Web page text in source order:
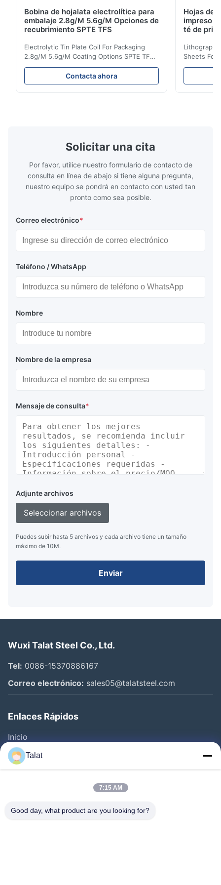
Bobina de hojalata electrolítica para
embalaje 2.8g/M 5.6g/M Opciones de
recubrimiento SPTE TFS
Electrolytic Tin Plate Coil For Packaging
2.8g/M 5.6g/M Coating Options SPTE TFS
Electrolytic Tin Plate Coil for Packaging -
2.8/2.8 & 5.6/5.6g/m Coating Options SPTE
TFS Electrolytic Tin Plate (ETP) represents
robust and adaptable. Engineered
specifically for
Contacta ahora
Hojas de
impreso
té de
Sheets For
929mm
packaging
Solicitar una cita
Por favor, utilice nuestro formulario de contacto de
consulta en línea de abajo si tiene alguna pregunta,
nuestro equipo se pondrá en contacto con usted tan
pronto como sea posible.
Correo electrónico*
Teléfono / WhatsApp
Nombre
Nombre de la empresa
Mensaje de consulta*
Adjunte archivos
Seleccionar archivos
Puedes subir hasta 5 archivos y cada archivo tiene un tamaño
máximo de 10M.
Enviar
Wuxi Talat Steel Co., Ltd.
Tel: 0086-15370886167
Correo electrónico: sales05@talatsteel.com
Enlaces Rápidos
Inicio
Productos
Sobre Nosotros
Control De Calidad
Talat
7:15 AM
Good day, what product are you looking for?